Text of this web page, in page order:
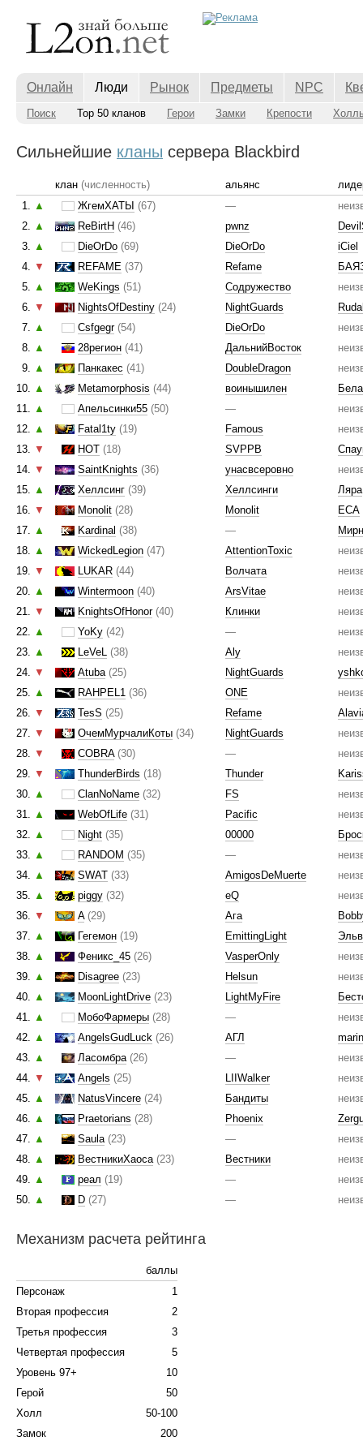
Онлайн Люди Рынок Предметы NPC
Поиск Top 50 кланов Герои Замки Крепости
Сильнейшие кланы сервера Blackbird
клан (численность) альянс
1.
▲ ЖгемХАТЫ (67) —
2.
▲ ReBirtH (46) pwnz
3.
▲ DieOrDo (69) DieOrDo
iCiel
4.
▼ REFAME (37) Refame
5.
▲ WeKings (51) Содружество
6.
▼ NightsOfDestiny (24) NightGuards
7.
▲ Csfgegr (54) DieOrDo
8.
▲ 28регион (41) ДальнийВосток
9.
▲ Панкакес (41) DoubleDragon
10.
▲ Metamorphosis (44) воинышилен
Бела
11.
▲ Апельсинки55 (50) —
12.
▲ Fatal1ty (19) Famous
13.
▼ HOT (18) SVPPB
14.
▼ SaintKnights (36) унасвсеровно
15.
▲ Хеллсинг (39) Хеллсинги
Ляра
16.
▼ Monolit (28) Monolit
ЕСА
17.
▲ Kardinal (38) —
18.
▲ WickedLegion (47) AttentionToxic
19.
▼ LUKAR (44) Волчата
20.
▲ Wintermoon (40) ArsVitae
21.
▼ KnightsOfHonor (40) Клинки
22.
▲ YoKy (42) —
23.
▲ LeVeL (38) Aly
24.
▼ Atuba (25) NightGuards
25.
▲ RAHPEL1 (36) ONE
26.
▼ TesS (25) Refame
27.
▼ ОчемМурчалиКоты (34) NightGuards
28.
▼ COBRA (30) —
29.
▼ ThunderBirds (18) Thunder
30.
▲ ClanNoName (32) FS
31.
▲ WebOfLife (31) Pacific
32.
▲ Night (35) 00000
33.
▲ RANDOM (35) —
34.
▲ SWAT (33) AmigosDeMuerte
35.
▲ piggy (32) eQ
36.
▼ A (29) Ага
37.
▲ Гегемон (19) EmittingLight
38.
▲ Феникс_45 (26) VasperOnly
39.
▲ Disagree (23) Helsun
40.
▲ MoonLightDrive (23) LightMyFire
41.
▲ МобоФармеры (28) —
42.
▲ AngelsGudLuck (26) АГЛ
43.
▲ Ласомбра (26) —
44.
▼ Angels (25) LIIWalker
45.
▲ NatusVincere (24) Бандиты
46.
▲ Praetorians (28) Phoenix
47.
▲ Saula (23) —
48.
▲ ВестникиХаоса (23) Вестники
49.
▲ реал (19) —
50.
▲ D (27) —
Механизм расчета рейтинга
баллы
Персонаж
1
Вторая профессия
2
Третья профессия
3
Четвертая профессия
5
Уровень 97+
10
Герой
50
Холл
50-100
Замок
200